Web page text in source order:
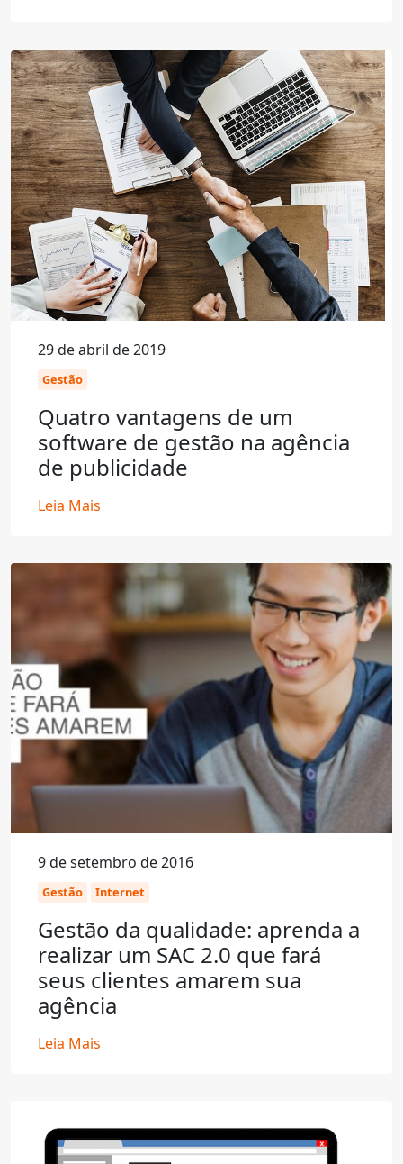
29 de abril de 2019
Gestão
Quatro vantagens de um
software de gestão na agência
de publicidade
Leia Mais
9 de setembro de 2016
Gestão Internet
Gestão da qualidade: aprenda a
realizar um SAC 2.0 que fará
seus clientes amarem sua
agência
Leia Mais